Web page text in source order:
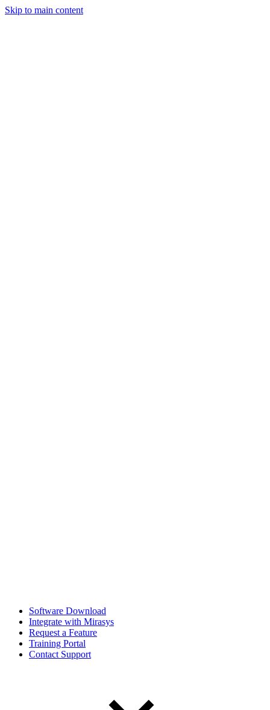
Skip to main content
Software Download
Integrate with Mirasys
Request a Feature
Training Portal
Contact Support